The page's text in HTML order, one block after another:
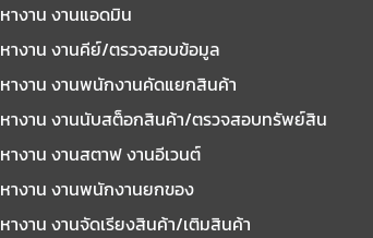
หางาน งานแอดมิน
หางาน งานคีย์/ตรวจสอบข้อมูล
หางาน งานพนักงานคัดแยกสินค้า
หางาน งานนับสต็อกสินค้า/ตรวจสอบทรัพย์สิน
หางาน งานสตาฟ งานอีเวนต์
หางาน งานพนักงานยกของ
หางาน งานจัดเรียงสินค้า/เติมสินค้า